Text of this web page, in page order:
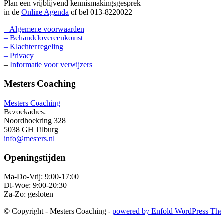
Plan een vrijblijvend kennismakingsgesprek
in de Online Agenda of bel 013-8220022
– Algemene voorwaarden
– Behandelovereenkomst
– Klachtenregeling
– Privacy
– Informatie voor verwijzers
Mesters Coaching
Mesters Coaching
Bezoekadres:
Noordhoekring 328
5038 GH Tilburg
info@mesters.nl
Openingstijden
Ma-Do-Vrij: 9:00-17:00
Di-Woe: 9:00-20:30
Za-Zo: gesloten
© Copyright - Mesters Coaching - powered by Enfold WordPress